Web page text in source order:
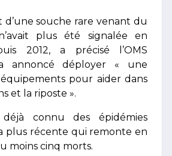
d’une souche rare venant du
plus été signalée en
2012, a précisé l’OMS
annoncé déployer « une
pour aider dans
et la riposte ».
déjà connu des épidémies
plus récente qui remonte en
moins cinq morts.